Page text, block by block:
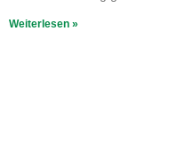
Weiterlesen »